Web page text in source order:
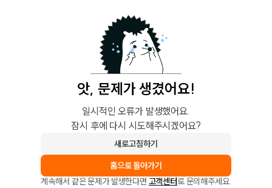
앗, 문제가 생겼어요!
일시적인 오류가 발생했어요.
잠시 후에 다시 시도해주시겠어요?
새로고침하기
홈으로 돌아가기
계속해서 같은 문제가 발생한다면 고객센터로 문의해주세요.